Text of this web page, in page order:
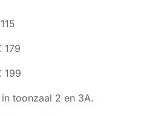
179
199
toonzaal 2 en 3A.